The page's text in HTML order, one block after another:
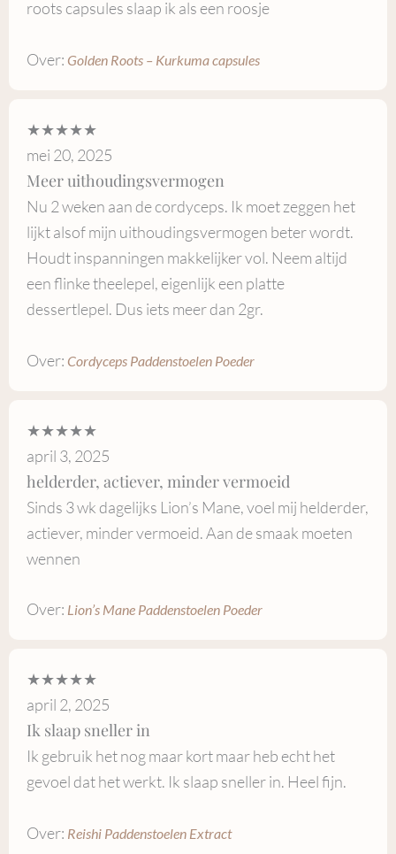
roots capsules slaap ik als een roosje
Over: Golden Roots – Kurkuma capsules
★★★★★
mei 20, 2025
Meer uithoudingsvermogen
Nu 2 weken aan de cordyceps. Ik moet zeggen het
lijkt alsof mijn uithoudingsvermogen beter wordt.
Houdt inspanningen makkelijker vol. Neem altijd
een flinke theelepel, eigenlijk een platte
dessertlepel. Dus iets meer dan 2gr.
Over: Cordyceps Paddenstoelen Poeder
★★★★★
april 3, 2025
helderder, actiever, minder vermoeid
Sinds 3 wk dagelijks Lion’s Mane, voel mij helderder,
actiever, minder vermoeid. Aan de smaak moeten
wennen
Over: Lion’s Mane Paddenstoelen Poeder
★★★★★
april 2, 2025
Ik slaap sneller in
Ik gebruik het nog maar kort maar heb echt het
gevoel dat het werkt. Ik slaap sneller in. Heel fijn.
Over: Reishi Paddenstoelen Extract